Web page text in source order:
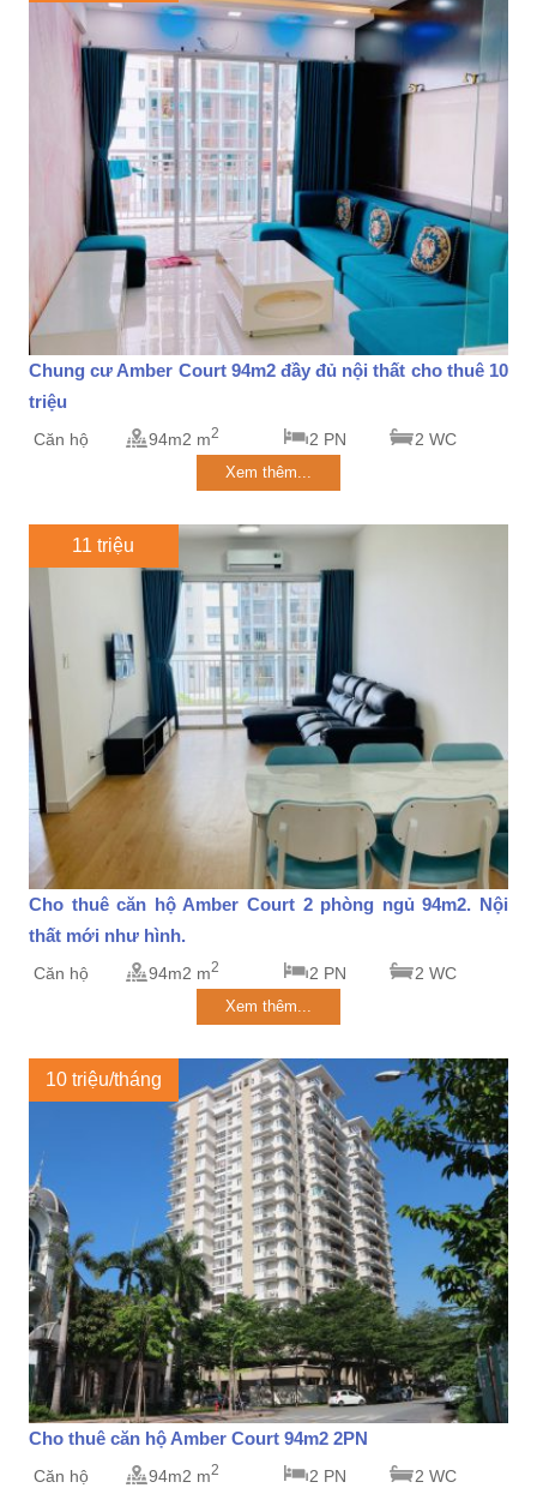
Chung cư Amber Court 94m2 đầy đủ nội thất cho thuê 10
triệu
Căn hộ 94m2 m2 2 PN 2 WC
Xem thêm...
11 triệu
Cho thuê căn hộ Amber Court 2 phòng ngủ 94m2. Nội
thất mới như hình.
Căn hộ 94m2 m2 2 PN 2 WC
Xem thêm...
10 triệu/tháng
Cho thuê căn hộ Amber Court 94m2 2PN
Căn hộ 94m2 m2 2 PN 2 WC